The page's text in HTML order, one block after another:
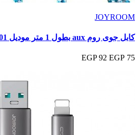
JOYROOM
كابل جوى روم aux بطول 1 متر موديل jr01
75 EGP
92 EGP